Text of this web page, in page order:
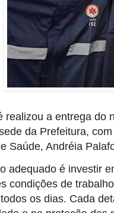
realizou a entrega do
da Prefeitura,
Saúde, Andréia
adequado é investir
condições de
os dias. Cada